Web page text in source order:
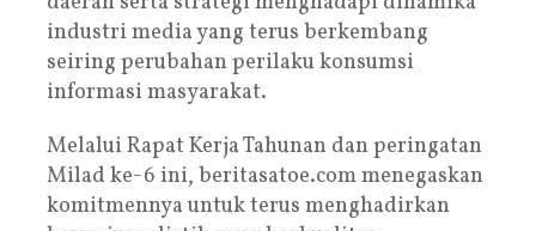
industri media yang terus berkembang
seiring perubahan perilaku konsumsi
informasi masyarakat.
Melalui Rapat Kerja Tahunan dan peringatan
Milad ke-6 ini, beritasatoe.com menegaskan
komitmennya untuk terus menghadirkan